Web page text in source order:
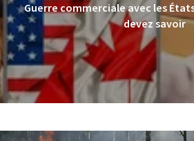
Guerre commerciale avec les
devez savoir